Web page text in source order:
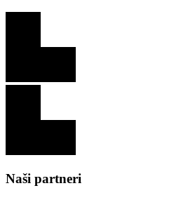
Naši partneri